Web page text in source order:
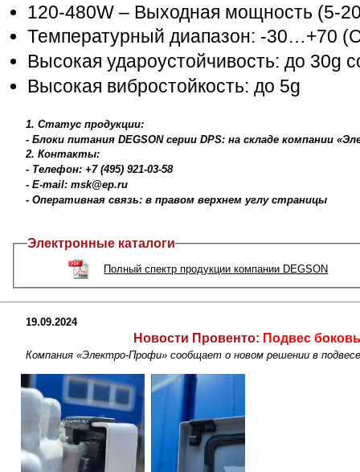
120-480W – Выходная мощность (5-
Температурный диапазон: -30…+70
Высокая удароустойчивость: до 30g
Высокая вибростойкость: до 5g
1. Статус продукции:
- Блоки питания DEGSON серии DPS: на складе компании
2. Контакты:
- Телефон: +7 (495) 921-03-58
- E-mail: msk@ep.ru
- Оперативная связь: в правом верхнем углу страницы
Электронные каталоги
Полный спектр продукции компании DEGSON
19.09.2024
Новости Провенто: Подвес
Компания «Электро-Профи» сообщает о новом решении в подвесе